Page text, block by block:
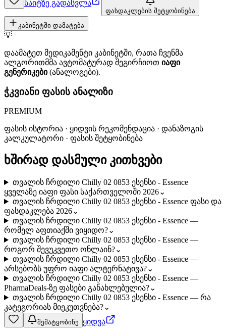
საიტზე გადასვლა
ფასდაკლების შეტყობინება
კაბინეტში დამატება
💡
დაამატეთ მედიკამენტი კაბინეტში, რათა ჩვენმა
ალგორითმმა ავტომატურად შეგირჩიოთ იაფი
გენერიკები(ანალოგები).
ჭკვიანი ფასის ანალიზი
PREMIUM
ფასის ისტორია · ყიდვის რეკომენდაცია · დანაზოგის
კალკულატორი · ფასის შეტყობინება
ხშირად დასმული კითხვები
თვალის ჩრდილი Chilly 02 0853 ესენსი - Essence
ყველაზე იაფი ფასი საქართველოში 2026⌄
თვალის ჩრდილი Chilly 02 0853 ესენსი - Essence ფასი და
ფასდაკლება 2026⌄
თვალის ჩრდილი Chilly 02 0853 ესენსი - Essence —
რომელ აფთიაქში ვიყიდო?⌄
თვალის ჩრდილი Chilly 02 0853 ესენსი - Essence —
როგორ შევუკვეთო ონლაინ?⌄
თვალის ჩრდილი Chilly 02 0853 ესენსი - Essence —
არსებობს უფრო იაფი ალტერნატივა?⌄
თვალის ჩრდილი Chilly 02 0853 ესენსი - Essence —
PharmaDeals-ზე ფასები განახლებულია?⌄
თვალის ჩრდილი Chilly 02 0853 ესენსი - Essence — რა
კატეგორიას მიეკუთვნება?⌄
შემატყობინე ყიდვა